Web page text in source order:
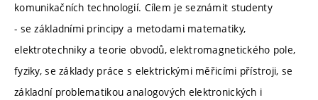
komunikačních technologií. Cílem je seznámit studenty
- se základními principy a metodami matematiky,
elektrotechniky a teorie obvodů, elektromagnetického pole,
fyziky, se základy práce s elektrickými měřicími přístroji, se
základní problematikou analogových elektronických i